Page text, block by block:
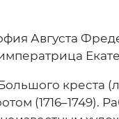
Августа
креста
(1716–1749).